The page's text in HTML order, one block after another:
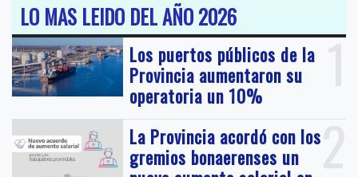
LO MAS LEIDO DEL AÑO 2026
1
Los puertos públicos de la
Provincia aumentaron su
operatoria un 10%
2
La Provincia acordó con los
gremios bonaerenses un